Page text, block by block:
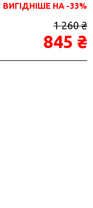
ВИГІДНІШЕ НА -33%
1 260 ₴
845 ₴